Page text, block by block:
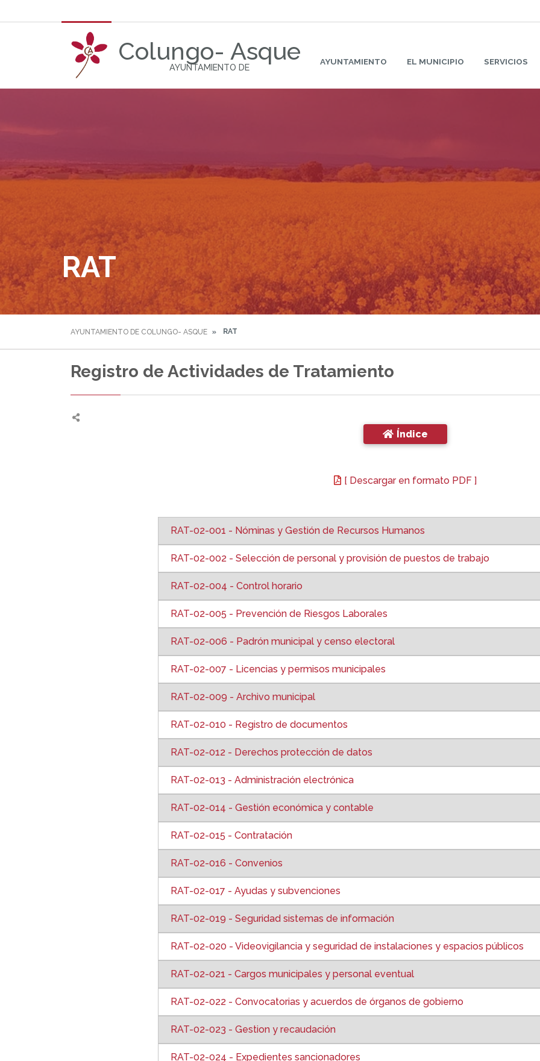
Colungo- Asque
AYUNTAMIENTO DE
AYUNTAMIENTO EL MUNICIPIO SERVICIOS
RAT
AYUNTAMIENTO DE COLUNGO- ASQUE RAT
Registro de Actividades de Tratamiento
Índice
[ Descargar en formato PDF ]
RAT-02-001 - Nóminas y Gestión de Recursos Humanos
RAT-02-002 - Selección de personal y provisión de puestos de trabajo
RAT-02-004 - Control horario
RAT-02-005 - Prevención de Riesgos Laborales
RAT-02-006 - Padrón municipal y censo electoral
RAT-02-007 - Licencias y permisos municipales
RAT-02-009 - Archivo municipal
RAT-02-010 - Registro de documentos
RAT-02-012 - Derechos protección de datos
RAT-02-013 - Administración electrónica
RAT-02-014 - Gestión económica y contable
RAT-02-015 - Contratación
RAT-02-016 - Convenios
RAT-02-017 - Ayudas y subvenciones
RAT-02-019 - Seguridad sistemas de información
RAT-02-020 - Videovigilancia y seguridad de instalaciones y espacios públicos
RAT-02-021 - Cargos municipales y personal eventual
RAT-02-022 - Convocatorias y acuerdos de órganos de gobierno
RAT-02-023 - Gestion y recaudación
RAT-02-024 - Expedientes sancionadores